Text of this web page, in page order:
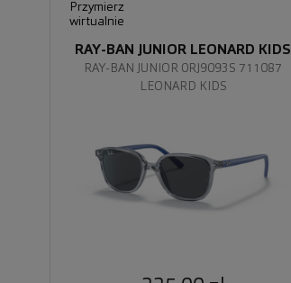
Przymierz
wirtualnie
RAY-BAN JUNIOR 0RJ9093S 711087
LEONARD KIDS
RAY-BAN JUNIOR LEONARD KIDS